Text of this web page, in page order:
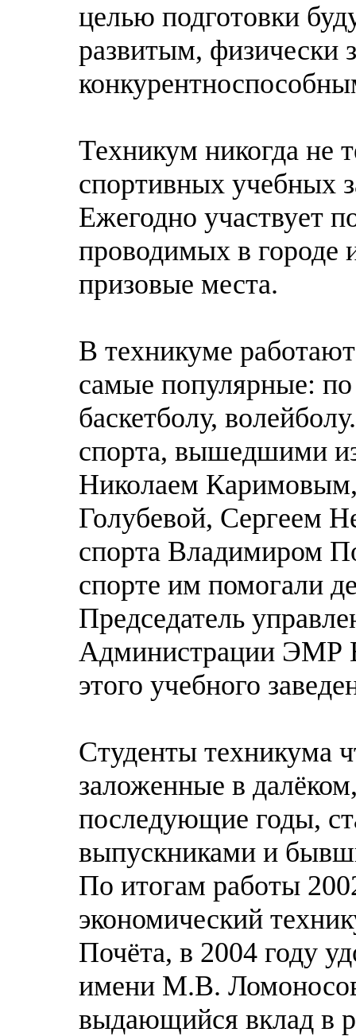
целью подготовки
развитым,
Техникум никогда не
спортивных учебных
Ежегодно участвует
проводимых в городе
призовые места.
В техникуме
самые популярные:
баскетболу,
спорта, вышедшими
Николаем
Голубевой, Сергеем
спорта Владимиром
спорте им помогали
Председатель
Администрации ЭМР
этого учебного
Студенты техникума
заложенные в
последующие годы,
выпускниками и
По итогам работы
экономический
Почёта, в 2004 году
имени М.В.
выдающийся вклад в